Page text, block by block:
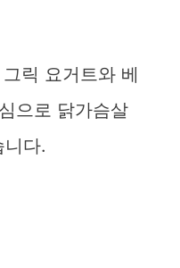
릭 요거트와 베
으로 닭가슴살
다.